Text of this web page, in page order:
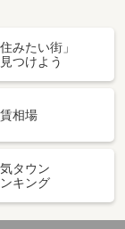
住みたい街」
つけよう
相場
タウン
キング